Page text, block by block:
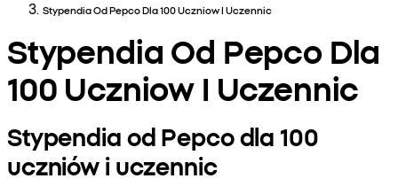
Stypendia Od Pepco Dla 100 Uczniow I Uczennic
Stypendia Od Pepco Dla
100 Uczniow I Uczennic
Stypendia od Pepco dla 100
uczniów i uczennic